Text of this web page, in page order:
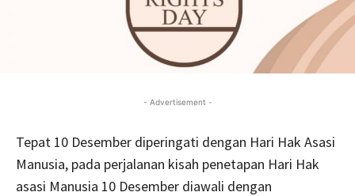
- Advertisement -
Tepat 10 Desember diperingati dengan Hari Hak Asasi
Manusia, pada perjalanan kisah penetapan Hari Hak
asasi Manusia 10 Desember diawali dengan